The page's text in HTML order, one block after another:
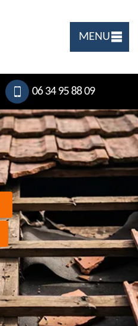
MENU
06 34 95 88 09